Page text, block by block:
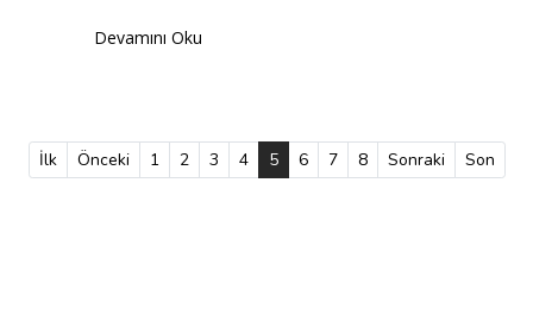
Devamını Oku
İlk Önceki 1 2 3 4 5(current)
6 7 8 Sonraki Son